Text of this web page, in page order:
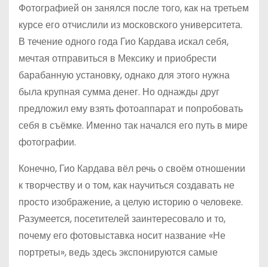
Фотографией он занялся после того, как на третьем
курсе его отчислили из московского университета.
В течение одного года Гио Кардава искал себя,
мечтая отправиться в Мексику и приобрести
барабанную установку, однако для этого нужна
была крупная сумма денег. Но однажды друг
предложил ему взять фотоаппарат и попробовать
себя в съёмке. Именно так начался его путь в мире
фотографии.
Конечно, Гио Кардава вёл речь о своём отношении
к творчеству и о том, как научиться создавать не
просто изображение, а целую историю о человеке.
Разумеется, посетителей заинтересовало и то,
почему его фотовыставка носит название «Не
портреты», ведь здесь экспонируются самые